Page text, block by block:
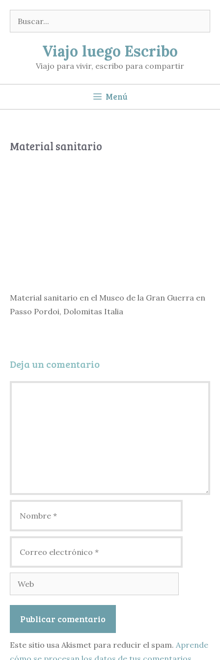
contenido
Buscar:
Viajo luego Escribo
Viajo para vivir, escribo para compartir
Menú
Material sanitario
Material sanitario en el Museo de la Gran Guerra en
Passo Pordoi, Dolomitas Italia
Deja un comentario
electrónico
Web
Este sitio usa Akismet para reducir el spam. Aprende